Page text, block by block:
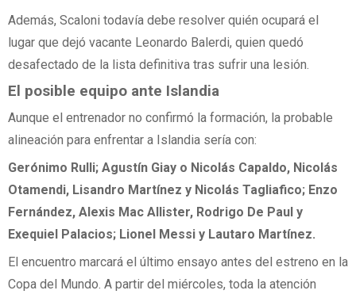
Además, Scaloni todavía debe resolver quién ocupará el
lugar que dejó vacante Leonardo Balerdi, quien quedó
desafectado de la lista definitiva tras sufrir una lesión.
El posible equipo ante Islandia
Aunque el entrenador no confirmó la formación, la probable
alineación para enfrentar a Islandia sería con:
Gerónimo Rulli; Agustín Giay o Nicolás Capaldo, Nicolás
Otamendi, Lisandro Martínez y Nicolás Tagliafico; Enzo
Fernández, Alexis Mac Allister, Rodrigo De Paul y
Exequiel Palacios; Lionel Messi y Lautaro Martínez.
El encuentro marcará el último ensayo antes del estreno en la
Copa del Mundo. A partir del miércoles, toda la atención